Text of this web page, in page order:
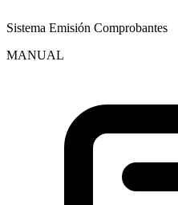
Sistema Emisión Comprobantes
MANUAL